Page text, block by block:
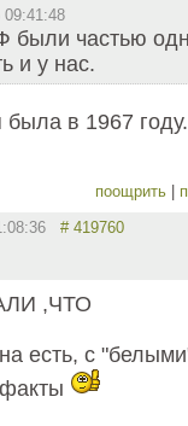
09:41:48
были частью
и у нас.
была в 1967
поощрить
# 419760
,ЧТО
есть, с